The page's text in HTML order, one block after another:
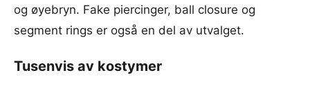
og øyebryn. Fake piercinger, ball closure og
segment rings er også en del av utvalget.
Tusenvis av kostymer